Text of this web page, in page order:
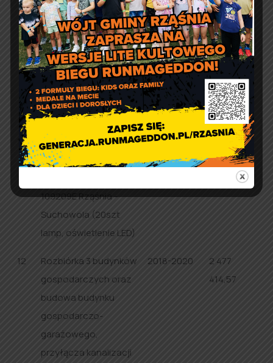
zagospodarowaniem
na dz. 1071, 340/4
10
Rozbudowa sieci
wodociagowej PVC
DN160 (ul. Bielskiego), L
= 542,90 m
2019 141 395,65
11
Budowa linii kablowej
oświetlenia ulicznego
109209E Rząśnia -
Suchowola (20szt
lamp, oświetlenie LED)
2019 146 036,55
12
Rozbiórka 3 budynków
gospodarczych oraz
budowa budynku
gospodarczo-
garażowego,
przyłącza kanalizacji
2018-2020
2 477
414,57